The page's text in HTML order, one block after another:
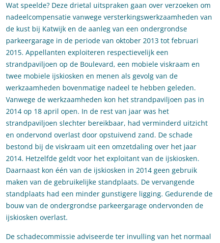
Wat speelde? Deze drietal uitspraken gaan over verzoeken om
nadeelcompensatie vanwege versterkingswerkzaamheden van
de kust bij Katwijk en de aanleg van een ondergrondse
parkeergarage in de periode van oktober 2013 tot februari
2015. Appellanten exploiteren respectievelijk een
strandpaviljoen op de Boulevard, een mobiele viskraam en
twee mobiele ijskiosken en menen als gevolg van de
werkzaamheden bovenmatige nadeel te hebben geleden.
Vanwege de werkzaamheden kon het strandpaviljoen pas in
2014 op 18 april open. In de rest van jaar was het
strandpaviljoen slechter bereikbaar, had verminderd uitzicht
en ondervond overlast door opstuivend zand. De schade
bestond bij de viskraam uit een omzetdaling over het jaar
2014. Hetzelfde geldt voor het exploitant van de ijskiosken.
Daarnaast kon één van de ijskiosken in 2014 geen gebruik
maken van de gebruikelijke standplaats. De vervangende
standplaats had een minder gunstigere ligging. Gedurende de
bouw van de ondergrondse parkeergarage ondervonden de
ijskiosken overlast.
De schadecommissie adviseerde ter invulling van het normaal